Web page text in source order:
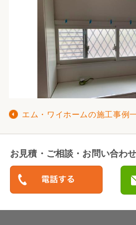
エム・ワイホームの施工事例
お見積・ご相談・お問い合わ